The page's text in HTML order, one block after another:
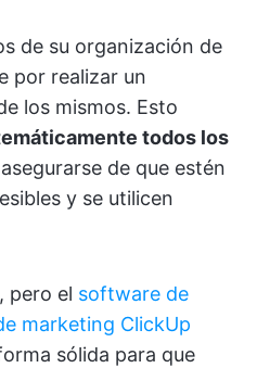
de su organización de
por realizar un
los mismos. Esto
todos los
de que estén
y se utilicen
pero el software de
marketing ClickUp
sólida para que